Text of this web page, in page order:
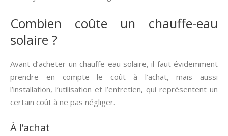
Combien coûte un chauffe-eau
solaire ?
Avant d’acheter un chauffe-eau solaire, il faut évidemment
prendre en compte le coût à l’achat, mais aussi
l’installation, l’utilisation et l’entretien, qui représentent un
certain coût à ne pas négliger.
À l’achat